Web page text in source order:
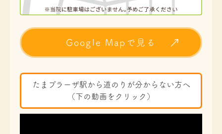
Google Mapで見る
たまプラーザ駅から道のりが分からない方へ
（下の動画をクリック）